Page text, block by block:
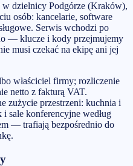
w dzielnicy Podgórze (Kraków),
osób: kancelarie, software
Serwis wchodzi po
— klucze i kody przejmujemy
musi czekać na ekipę ani jej
właściciel firmy; rozliczenie
netto z fakturą VAT.
zużycie przestrzeni: kuchnia i
sale konferencyjne według
— trafiają bezpośrednio do